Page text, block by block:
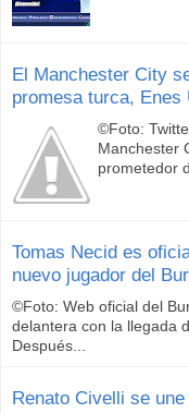
El Manchester City
promesa turca, Enes
©Foto:
Manchester
prometedor
Tomas Necid es
nuevo jugador del
©Foto: Web oficial del
delantera con la llegada
Después...
Renato Civelli se